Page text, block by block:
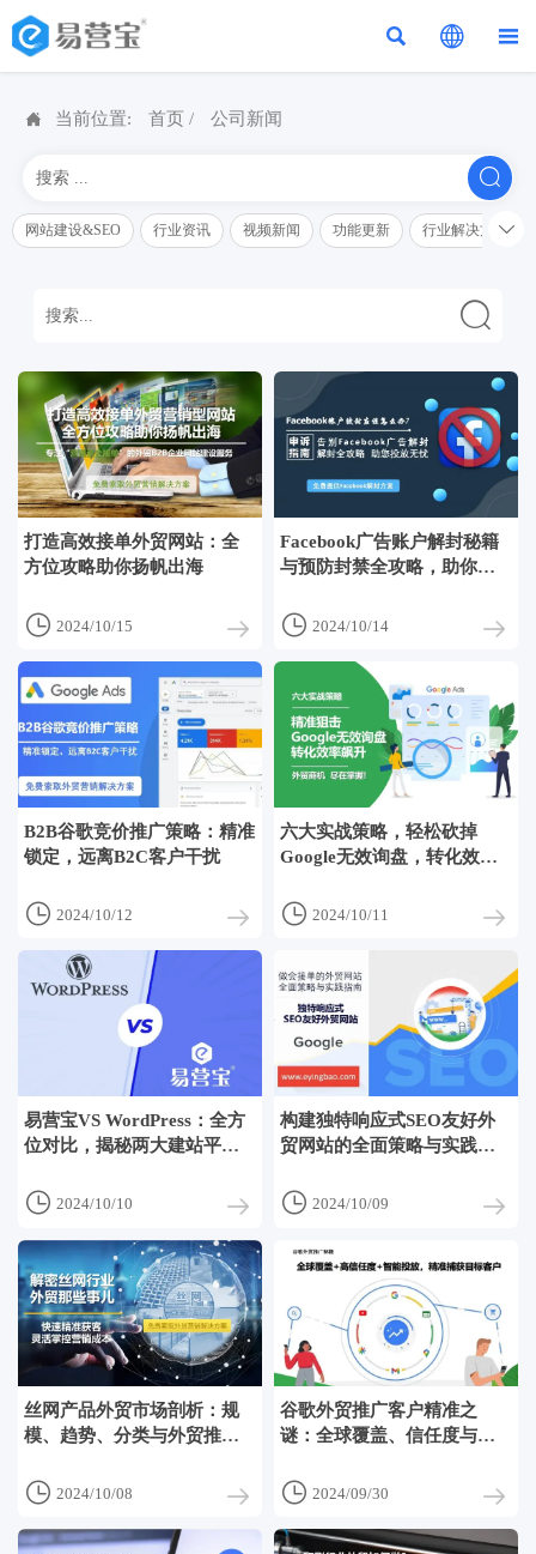
  
 当前位置: 首页 / 公司新闻

网站建设&SEO 行业资讯 视频新闻 功能更新 行业解决方案解读


打造高效接单外贸网站：全
方位攻略助你扬帆出海
 2024/10/15
Facebook广告账户解封秘籍
与预防封禁全攻略，助你投
 2024/10/14
B2B谷歌竞价推广策略：精准
锁定，远离B2C客户干扰
 2024/10/12
六大实战策略，轻松砍掉
Google无效询盘，转化效率
 2024/10/11
易营宝VS WordPress：全方
位对比，揭秘两大建站平台
 2024/10/10
构建独特响应式SEO友好外
贸网站的全面策略与实践指
 2024/10/09
丝网产品外贸市场剖析：规
模、趋势、分类与外贸推广
 2024/10/08
谷歌外贸推广客户精准之
谜：全球覆盖、信任度与智
 2024/09/30